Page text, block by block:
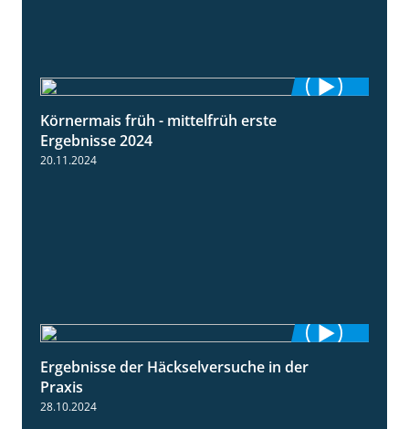
Körnermais früh - mittelfrüh erste
Ergebnisse 2024
20.11.2024
Ergebnisse der Häckselversuche in der
Praxis
28.10.2024